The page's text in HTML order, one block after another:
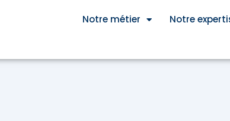
Notre métier Notre